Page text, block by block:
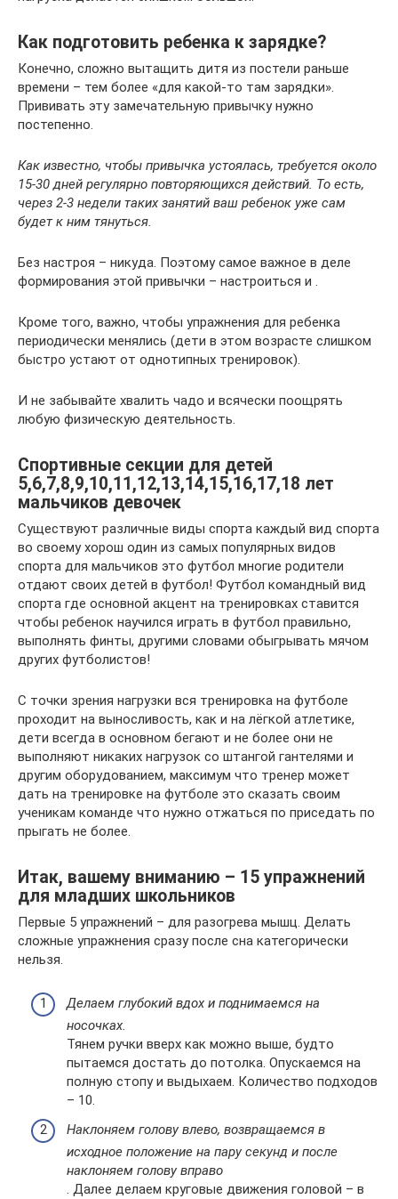
Как подготовить ребенка к зарядке?
Конечно, сложно вытащить дитя из постели раньше
времени – тем более «для какой-то там зарядки».
Прививать эту замечательную привычку нужно
постепенно.
Как известно, чтобы привычка устоялась, требуется около
15-30 дней регулярно повторяющихся действий. То есть,
через 2-3 недели таких занятий ваш ребенок уже сам
будет к ним тянуться.
Без настроя – никуда. Поэтому самое важное в деле
формирования этой привычки – настроиться и .
Кроме того, важно, чтобы упражнения для ребенка
периодически менялись (дети в этом возрасте слишком
быстро устают от однотипных тренировок).
И не забывайте хвалить чадо и всячески поощрять
любую физическую деятельность.
Спортивные секции для детей
5,6,7,8,9,10,11,12,13,14,15,16,17,18 лет
мальчиков девочек
Существуют различные виды спорта каждый вид спорта
во своему хорош один из самых популярных видов
спорта для мальчиков это футбол многие родители
отдают своих детей в футбол! Футбол командный вид
спорта где основной акцент на тренировках ставится
чтобы ребенок научился играть в футбол правильно,
выполнять финты, другими словами обыгрывать мячом
других футболистов!
С точки зрения нагрузки вся тренировка на футболе
проходит на выносливость, как и на лёгкой атлетике,
дети всегда в основном бегают и не более они не
выполняют никаких нагрузок со штангой гантелями и
другим оборудованием, максимум что тренер может
дать на тренировке на футболе это сказать своим
ученикам команде что нужно отжаться по приседать по
прыгать не более.
Итак, вашему вниманию – 15 упражнений
для младших школьников
Первые 5 упражнений – для разогрева мышц. Делать
сложные упражнения сразу после сна категорически
нельзя.
Делаем глубокий вдох и поднимаемся на
носочках.
Тянем ручки вверх как можно выше, будто
пытаемся достать до потолка. Опускаемся на
полную стопу и выдыхаем. Количество подходов
– 10.
Наклоняем голову влево, возвращаемся в
исходное положение на пару секунд и после
наклоняем голову вправо
. Далее делаем круговые движения головой – в